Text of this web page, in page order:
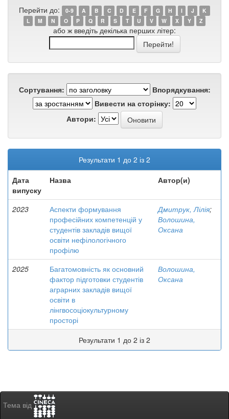
Перейти до: 0-9 A B C D E F G H I J
K
L
M N O P Q R S T U V W X Y Z
або ж введіть декілька перших літер:
Сортування:
Впорядкування:
Вивести на сторінку:
Автори:
Результати 1 до 2 із 2
Дата
випуску
Назва Автор(и)
2023
Аспекти формування
професійних компетенцій у
студентів закладів вищої
освіти нефілологічного
профілю
Дмитрук, Лілія;
Волошина,
Оксана
2025
Багатомовність як основний
фактор підготовки студентів
аграрних закладів вищої
освіти в
лінгвосоціокультурному
просторі
Волошина,
Оксана
Результати 1 до 2 із 2
Тема від